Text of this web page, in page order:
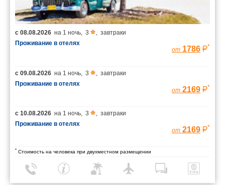
с 08.08.2026 на 1 ночь 3
завтраки
Проживание в отелях
от 1786 *
с 09.08.2026 на 1 ночь 3
завтраки
Проживание в отелях
от 2169 *
с 10.08.2026 на 1 ночь 3
завтраки
Проживание в отелях
от 2169 *
* Стоимость на человека при двухместном размещении